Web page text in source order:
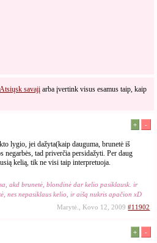
Atsiųsk savajį arba įvertink visus esamus taip, kaip
+ -
lygio, jei dažyta(kaip dauguma, brunetė iš
tad priverčia persidažyti. Per daug
kelią, tik ne visi taip interpretuoja.
akd brunetė, blondinė dar kelio pasiklausk. ir
nes nepasiklaus kelio, ir aišq nukris apačion xD
Marytė., Kovo 12, 2009#11902
+ -